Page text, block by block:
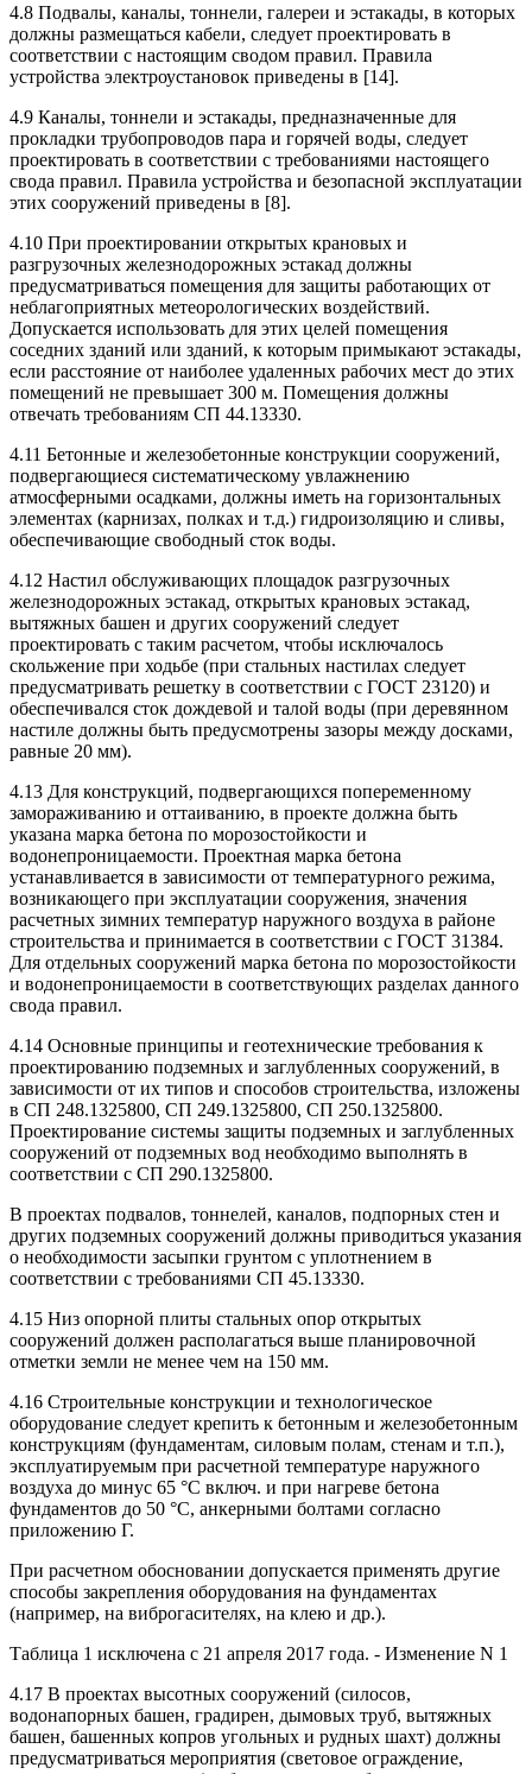
4.8 Подвалы, каналы, тоннели, галереи и эстакады, в которых
должны размещаться кабели, следует проектировать в
соответствии с настоящим сводом правил. Правила
устройства электроустановок приведены в [14].
4.9 Каналы, тоннели и эстакады, предназначенные для
прокладки трубопроводов пара и горячей воды, следует
проектировать в соответствии с требованиями настоящего
свода правил. Правила устройства и безопасной эксплуатации
этих сооружений приведены в [8].
4.10 При проектировании открытых крановых и
разгрузочных железнодорожных эстакад должны
предусматриваться помещения для защиты работающих от
неблагоприятных метеорологических воздействий.
Допускается использовать для этих целей помещения
соседних зданий или зданий, к которым примыкают эстакады,
если расстояние от наиболее удаленных рабочих мест до этих
помещений не превышает 300 м. Помещения должны
отвечать требованиям СП 44.13330.
4.11 Бетонные и железобетонные конструкции сооружений,
подвергающиеся систематическому увлажнению
атмосферными осадками, должны иметь на горизонтальных
элементах (карнизах, полках и т.д.) гидроизоляцию и сливы,
обеспечивающие свободный сток воды.
4.12 Настил обслуживающих площадок разгрузочных
железнодорожных эстакад, открытых крановых эстакад,
вытяжных башен и других сооружений следует
проектировать с таким расчетом, чтобы исключалось
скольжение при ходьбе (при стальных настилах следует
предусматривать решетку в соответствии с ГОСТ 23120) и
обеспечивался сток дождевой и талой воды (при деревянном
настиле должны быть предусмотрены зазоры между досками,
равные 20 мм).
4.13 Для конструкций, подвергающихся попеременному
замораживанию и оттаиванию, в проекте должна быть
указана марка бетона по морозостойкости и
водонепроницаемости. Проектная марка бетона
устанавливается в зависимости от температурного режима,
возникающего при эксплуатации сооружения, значения
расчетных зимних температур наружного воздуха в районе
строительства и принимается в соответствии с ГОСТ 31384.
Для отдельных сооружений марка бетона по морозостойкости
и водонепроницаемости в соответствующих разделах данного
свода правил.
4.14 Основные принципы и геотехнические требования к
проектированию подземных и заглубленных сооружений, в
зависимости от их типов и способов строительства, изложены
в СП 248.1325800, СП 249.1325800, СП 250.1325800.
Проектирование системы защиты подземных и заглубленных
сооружений от подземных вод необходимо выполнять в
соответствии с СП 290.1325800.
В проектах подвалов, тоннелей, каналов, подпорных стен и
других подземных сооружений должны приводиться указания
о необходимости засыпки грунтом с уплотнением в
соответствии с требованиями СП 45.13330.
4.15 Низ опорной плиты стальных опор открытых
сооружений должен располагаться выше планировочной
отметки земли не менее чем на 150 мм.
4.16 Строительные конструкции и технологическое
оборудование следует крепить к бетонным и железобетонным
конструкциям (фундаментам, силовым полам, стенам и т.п.),
эксплуатируемым при расчетной температуре наружного
воздуха до минус 65 °C включ. и при нагреве бетона
фундаментов до 50 °C, анкерными болтами согласно
приложению Г.
При расчетном обосновании допускается применять другие
способы закрепления оборудования на фундаментах
(например, на виброгасителях, на клею и др.).
Таблица 1 исключена с 21 апреля 2017 года. - Изменение N 1
4.17 В проектах высотных сооружений (силосов,
водонапорных башен, градирен, дымовых труб, вытяжных
башен, башенных копров угольных и рудных шахт) должны
предусматриваться мероприятия (световое ограждение,